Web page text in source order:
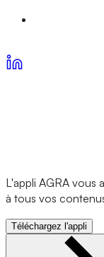
L'appli AGRA vous
à tous vos
Téléchargez l'appli